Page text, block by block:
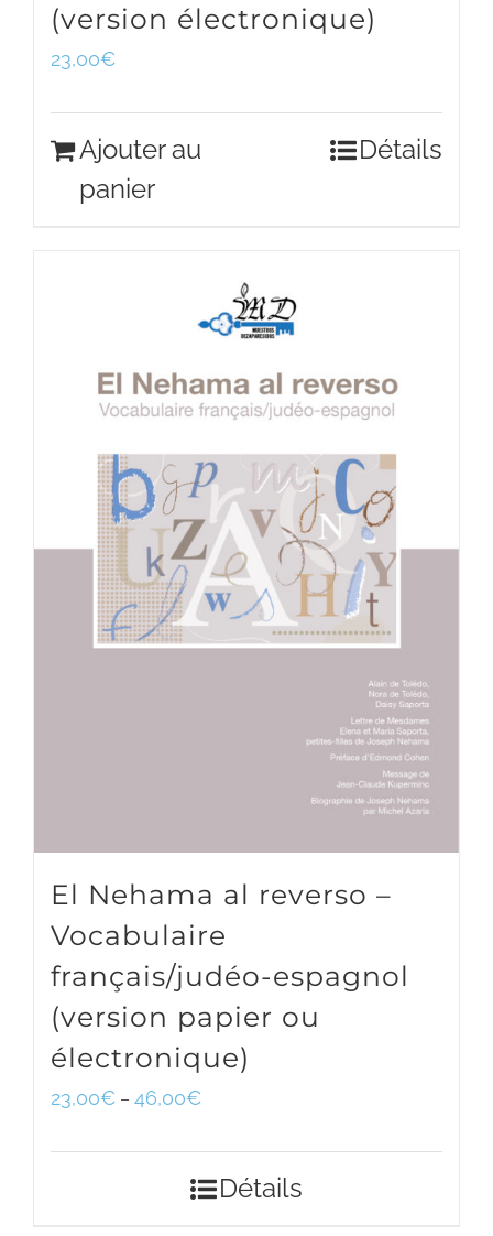
(version électronique)
23,00€
Ajouter au
panier
Détails
El Nehama al reverso –
Vocabulaire
français/judéo-espagnol
(version papier ou
électronique)
23,00€ – 46,00€
Détails